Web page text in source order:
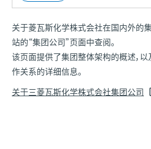
关于菱瓦斯化学株式会社在国内外的
站的“集团公司”页面中查阅。
该页面提供了集团整体架构的概述，
作关系的详细信息。
关于三菱瓦斯化学株式会社集团公司